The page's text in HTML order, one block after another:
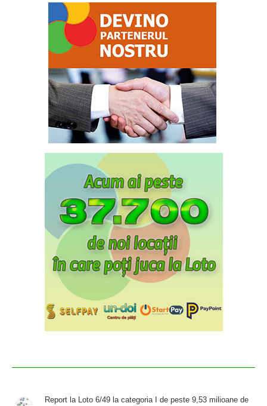
Report la Loto 6/49 la categoria I de peste 9,53 milioane de